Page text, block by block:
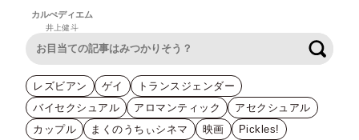
カルぺディエム
井上健斗
レズビアン ゲイ
トランスジェンダー
バイセクシュアル
アロマンティック
アセクシュアル
カップル
まくのうちぃシネマ 映画
Pickles!